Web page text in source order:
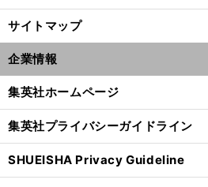
サイトマップ
企業情報
集英社ホームページ
集英社プライバシーガイドライン
SHUEISHA Privacy Guideline